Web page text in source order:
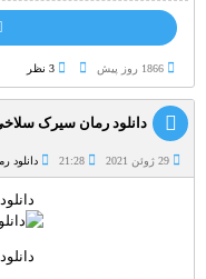
1866 روز پيش 3 نظر
دانلود رمان سیرک
29 ژوئن 2021 21:28 دانلود